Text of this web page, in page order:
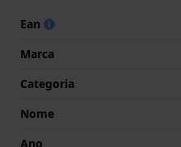
Ean
Marca
Categoria
Nome
Ano